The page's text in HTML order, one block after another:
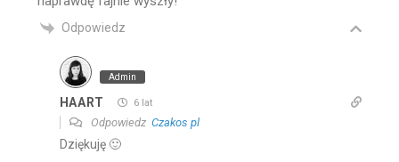
Odpowiedz
Admin
HAART 6 lat
Odpowiedz Czakos pl
Dziękuję 🙂